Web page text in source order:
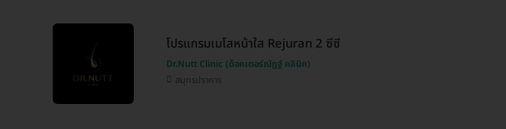
โปรแกรมเมโสหน้าใส Rejuran 2 ซีซี
Dr.Nutt Clinic (ด็อกเตอร์ณัฏฐ์ คลินิก)
สมุทรปราการ